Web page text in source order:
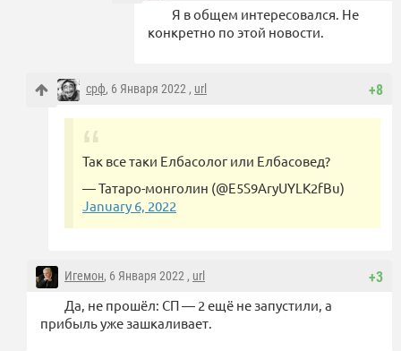
Я в общем интересовался. Не
конкретно по этой новости.
+8
срф, 6 Января 2022 , url
Так все таки Елбасолог или Елбасовед?
— Татаро-монголин (@E5S9AryUYLK2fBu)
January 6, 2022
+3
Игемон, 6 Января 2022 , url
Да, не прошёл: СП — 2 ещё не запустили, а
прибыль уже зашкаливает.